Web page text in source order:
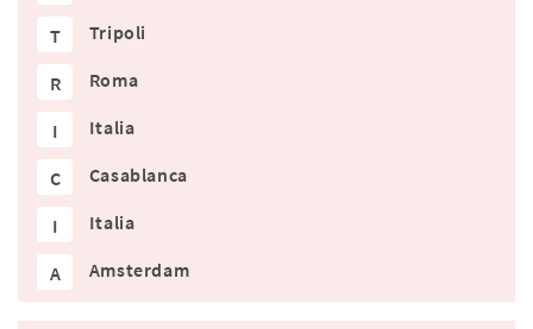
T
Tripoli
R Roma
I Italia
C Casablanca
I Italia
A Amsterdam